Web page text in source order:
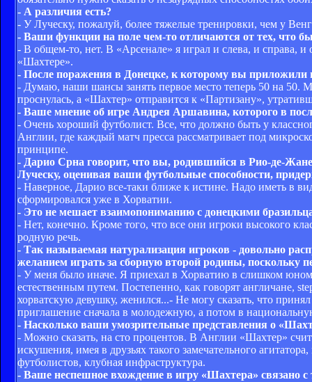
- А различия есть?
- У Луческу, пожалуй, более тяжелые тренировки, чем у
- Ваши функции на поле чем-то отличаются от тех, что
- В общем-то, нет. В «Арсенале» я играл и слева, и справа,
«Шахтере».
- После поражения в Донецке, к которому вы приложили
- Думаю, наши шансы занять первое место теперь 50 на 50.
проснулась, а «Шахтер» отправится к «Партизану»,
- Ваше мнение об игре Андрея Аршавина, которого в
- Очень хороший футболист. Все, что должно быть у
Англии, где каждый матч пресса рассматривает под
принципе.
- Дарио Срна говорит, что вы, родившийся в Рио-де-
Луческу, оценивая ваши футбольные способности,
- Наверное, Дарио все-таки ближе к истине. Надо иметь в
сформировался уже в Хорватии.
- Это не мешает взаимопониманию с донецкими
- Нет, конечно. Кроме того, что все они игроки высокого
родную речь.
- Так называемая натурализация игроков - довольно
желанием играть за сборную второй родины, поскольку
- У меня было иначе. Я приехал в Хорватию в слишком
естественным путем. Постепенно, как говорят англичане,
хорватскую девушку, женился...- Не могу сказать, что
приглашение сначала в молодежную, а потом в
- Насколько ваши умозрительные представления о
- Можно сказать, на сто процентов. В Англии «Шахтер»
искушения, имея в друзьях такого замечательного
футболистов, клубная инфраструктура.
- Ваше неспешное вхождение в игру «Шахтера» связано с